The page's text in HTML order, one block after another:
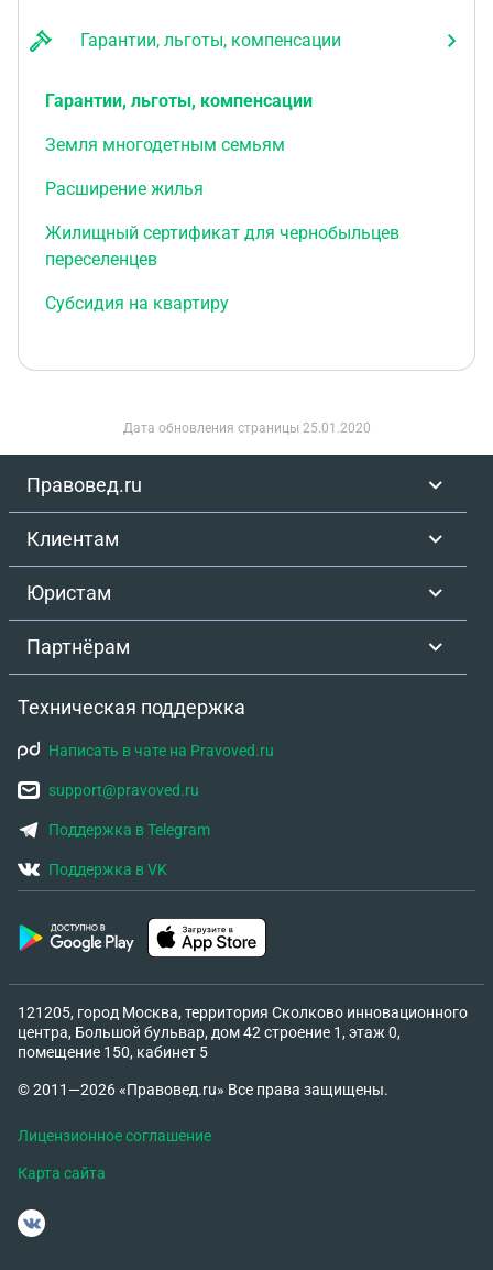
Гарантии, льготы, компенсации
Гарантии, льготы, компенсации
Земля многодетным семьям
Расширение жилья
Жилищный сертификат для чернобыльцев
переселенцев
Субсидия на квартиру
Дата обновления страницы 25.01.2020
Правовед.ru
Клиентам
Юристам
Партнёрам
Техническая поддержка
Написать в чате на Pravoved.ru
support@pravoved.ru
Поддержка в Telegram
Поддержка в VK
121205, город Москва, территория Сколково инновационного
центра, Большой бульвар, дом 42 строение 1, этаж 0,
помещение 150, кабинет 5
© 2011—2026 «Правовед.ru» Все права защищены.
Лицензионное соглашение
Карта сайта